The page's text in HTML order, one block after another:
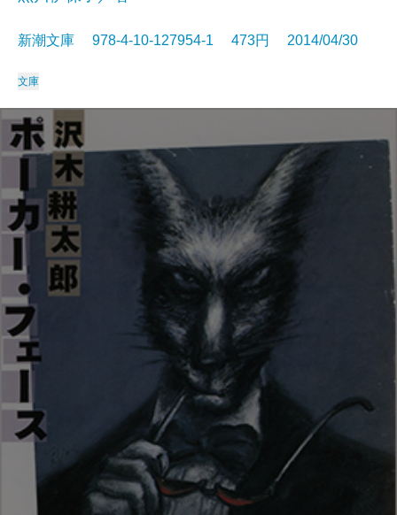
新潮文庫 978-4-10-127954-1 473円 2014/04/30
文庫